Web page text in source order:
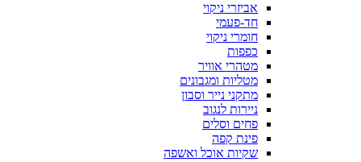
אביזרי ניקוי
חד-פעמי
חומרי ניקוי
כפפות
מטהרי אוויר
מטליות ומגבונים
מתקני נייר וסבון
ניירות לנגוב
פחים וסלים
פינת קפה
שקיות אוכל ואשפה